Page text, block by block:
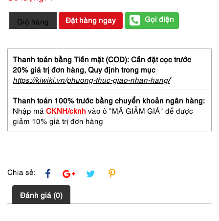
1468-
Túi
chéo-
Coach
white
leather
messenger
bag-
Đã
sử
dụng/Khá
Giỏ hàng Đặt hàng ngay Gọi điện
Thanh toán bằng Tiền mặt (COD): Cần đặt cọc trước
20% giá trị đơn hàng, Quy định trong mục
https://kiwiki.vn/phuong-thuc-giao-nhan-hang/
Thanh toán 100% trước bằng chuyển khoản ngân hàng:
Nhập mã CKNH/cknh vào ô "MÃ GIẢM GIÁ" để được
giảm 10% giá trị đơn hàng
Chia sẻ:
Đánh giá (0)